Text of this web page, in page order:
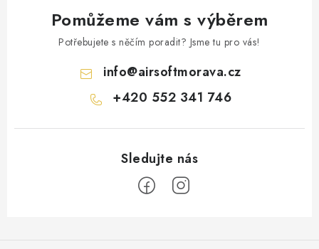
Pomůžeme vám s výběrem
Potřebujete s něčím poradit? Jsme tu pro vás!
info@airsoftmorava.cz
+420 552 341 746